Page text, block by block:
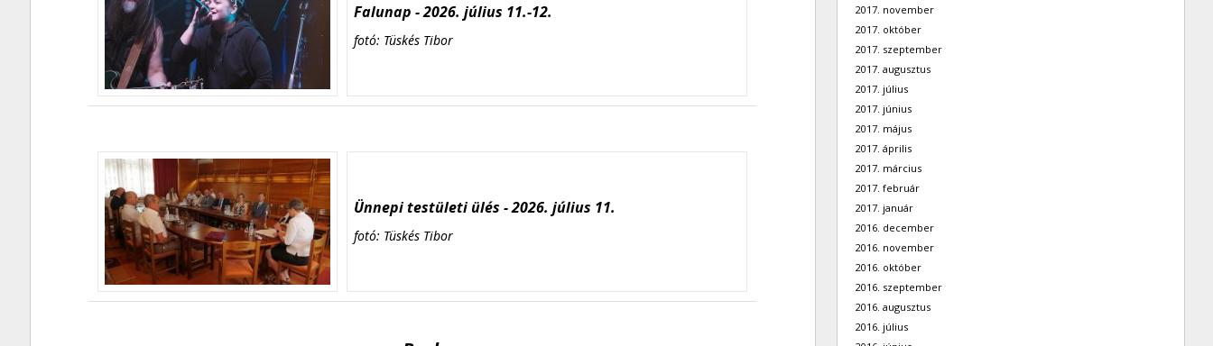
Falunap - 2026. július 11.-12.
fotó: Tüskés Tibor
Ünnepi testületi ülés - 2026. július 11.
fotó: Tüskés Tibor
2017. november
2017. október
2017. szeptember
2017. augusztus
2017. július
2017. június
2017. május
2017. április
2017. március
2017. február
2017. január
2016. december
2016. november
2016. október
2016. szeptember
2016. augusztus
2016. július